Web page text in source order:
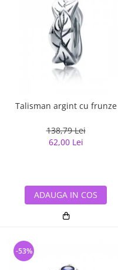
Talisman argint cu frunze
138,79 Lei
62,00 Lei
ADAUGA IN COS
-53%